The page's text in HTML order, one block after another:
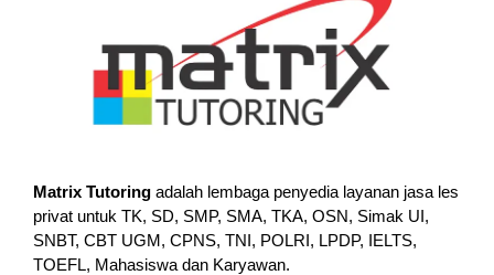
Matrix Tutoring adalah lembaga penyedia layanan jasa les
privat untuk TK, SD, SMP, SMA, TKA, OSN, Simak UI,
SNBT, CBT UGM, CPNS, TNI, POLRI, LPDP, IELTS,
TOEFL, Mahasiswa dan Karyawan.